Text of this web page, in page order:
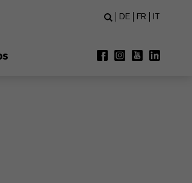
DE FR IT